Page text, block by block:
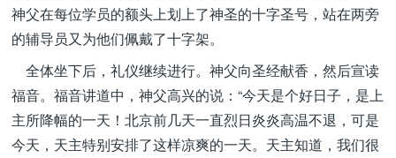
神父在每位学员的额头上划上了神圣的十字圣号，站在两旁
的辅导员又为他们佩戴了十字架。
全体坐下后，礼仪继续进行。神父向圣经献香，然后宣读
福音。福音讲道中，神父高兴的说：“今天是个好日子，是上
主所降幅的一天！北京前几天一直烈日炎炎高温不退，可是
今天，天主特别安排了这样凉爽的一天。天主知道，我们很